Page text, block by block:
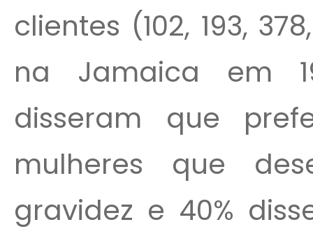
clientes (102, 193,
na Jamaica em
disseram que
mulheres que
gravidez e 40%